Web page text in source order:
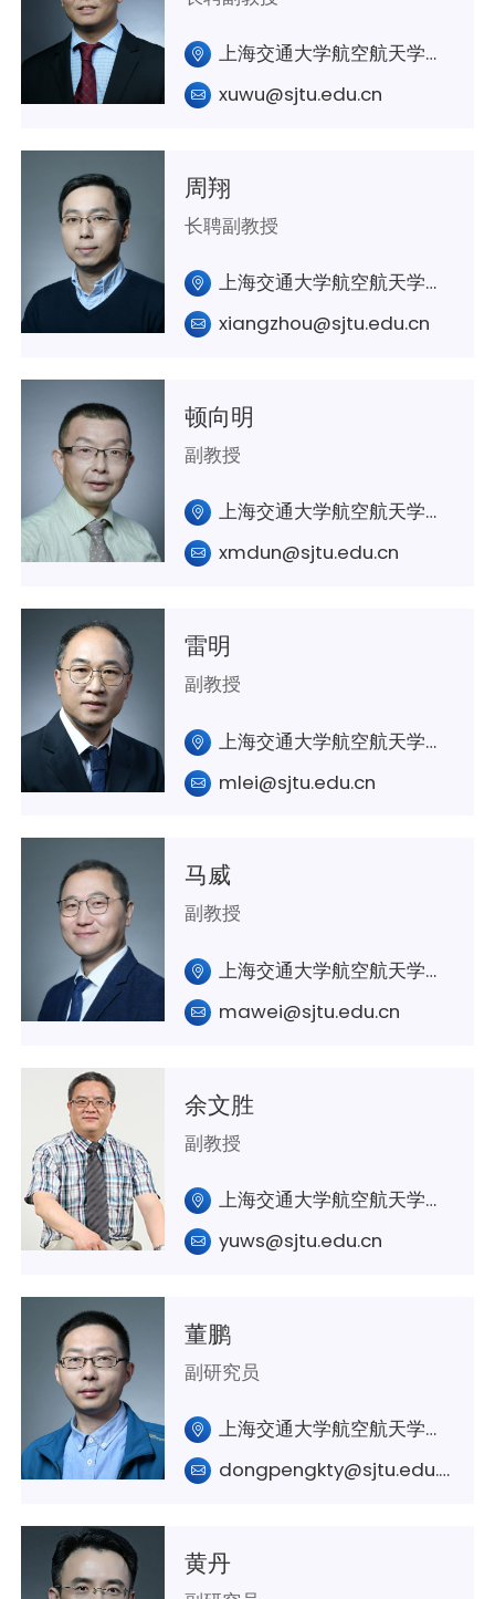
上海交通大学航空航天学院A435
xuwu@sjtu.edu.cn
周翔
长聘副教授
上海交通大学航空航天学院A307室
xiangzhou@sjtu.edu.cn
顿向明
副教授
上海交通大学航空航天学院A234室
xmdun@sjtu.edu.cn
雷明
副教授
上海交通大学航空航天学院A302室
mlei@sjtu.edu.cn
马威
副教授
上海交通大学航空航天学院A340室
mawei@sjtu.edu.cn
余文胜
副教授
上海交通大学航空航天学院A339室
yuws@sjtu.edu.cn
董鹏
副研究员
上海交通大学航空航天学院A338室
dongpengkty@sjtu.edu.cn
黄丹